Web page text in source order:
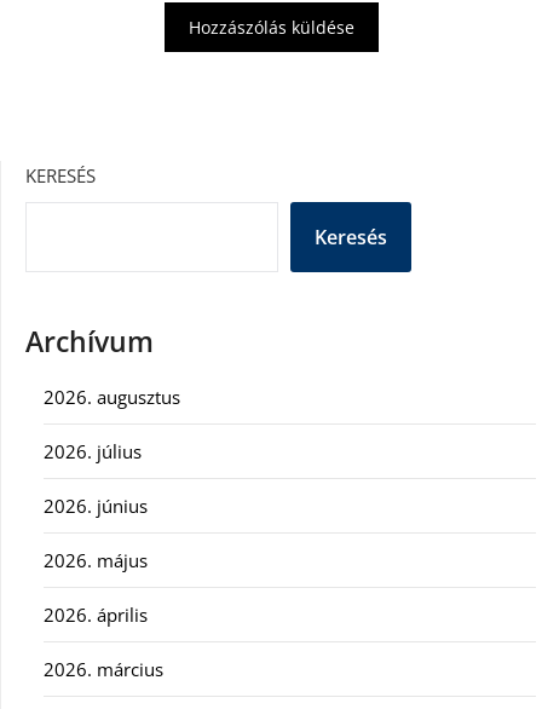
KERESÉS
Keresés
Archívum
2026. augusztus
2026. július
2026. június
2026. május
2026. április
2026. március